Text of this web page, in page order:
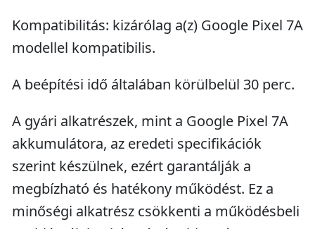
Kompatibilitás: kizárólag a(z) Google Pixel 7A
modellel kompatibilis.
A beépítési idő általában körülbelül 30 perc.
A gyári alkatrészek, mint a Google Pixel 7A
akkumulátora, az eredeti specifikációk
szerint készülnek, ezért garantálják a
megbízható és hatékony működést. Ez a
minőségi alkatrész csökkenti a működésbeli